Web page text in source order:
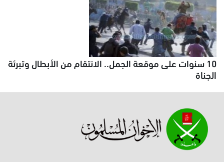
10 سنوات على موقعة الجمل.. الانتقام من الأبطال وتبرئة
الجناة